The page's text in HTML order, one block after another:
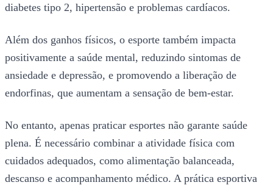
diabetes tipo 2, hipertensão e problemas cardíacos.
Além dos ganhos físicos, o esporte também impacta
positivamente a saúde mental, reduzindo sintomas de
ansiedade e depressão, e promovendo a liberação de
endorfinas, que aumentam a sensação de bem-estar.
No entanto, apenas praticar esportes não garante saúde
plena. É necessário combinar a atividade física com
cuidados adequados, como alimentação balanceada,
descanso e acompanhamento médico. A prática esportiva